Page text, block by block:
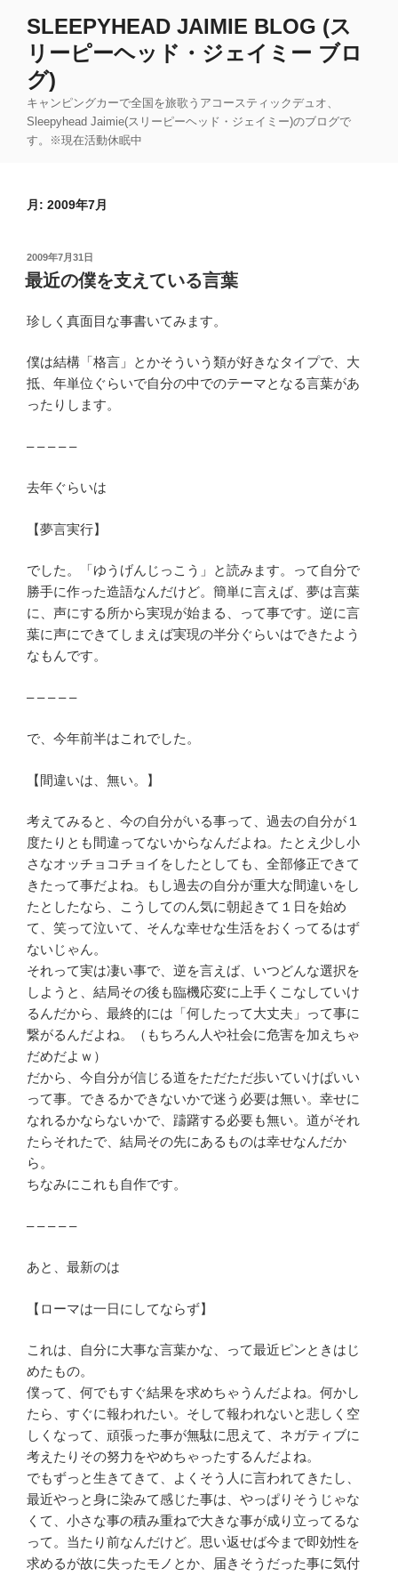
SLEEPYHEAD JAIMIE BLOG (ス
リーピーヘッド・ジェイミー ブロ
グ)
キャンピングカーで全国を旅歌うアコースティックデュオ、
Sleepyhead Jaimie(スリーピーヘッド・ジェイミー)のブログで
す。※現在活動休眠中
月: 2009年7月
投
稿
日:
2009年7月31日
最近の僕を支えている言葉
珍しく真面目な事書いてみます。
僕は結構「格言」とかそういう類が好きなタイプで、大
抵、年単位ぐらいで自分の中でのテーマとなる言葉があ
ったりします。
– – – – –
去年ぐらいは
【夢言実行】
でした。「ゆうげんじっこう」と読みます。って自分で
勝手に作った造語なんだけど。簡単に言えば、夢は言葉
に、声にする所から実現が始まる、って事です。逆に言
葉に声にできてしまえば実現の半分ぐらいはできたよう
なもんです。
– – – – –
で、今年前半はこれでした。
【間違いは、無い。】
考えてみると、今の自分がいる事って、過去の自分が１
度たりとも間違ってないからなんだよね。たとえ少し小
さなオッチョコチョイをしたとしても、全部修正できて
きたって事だよね。もし過去の自分が重大な間違いをし
たとしたなら、こうしてのん気に朝起きて１日を始め
て、笑って泣いて、そんな幸せな生活をおくってるはず
ないじゃん。
それって実は凄い事で、逆を言えば、いつどんな選択を
しようと、結局その後も臨機応変に上手くこなしていけ
るんだから、最終的には「何したって大丈夫」って事に
繋がるんだよね。（もちろん人や社会に危害を加えちゃ
だめだよｗ）
だから、今自分が信じる道をただただ歩いていけばいい
って事。できるかできないかで迷う必要は無い。幸せに
なれるかならないかで、躊躇する必要も無い。道がそれ
たらそれたで、結局その先にあるものは幸せなんだか
ら。
ちなみにこれも自作です。
– – – – –
あと、最新のは
【ローマは一日にしてならず】
これは、自分に大事な言葉かな、って最近ピンときはじ
めたもの。
僕って、何でもすぐ結果を求めちゃうんだよね。何かし
たら、すぐに報われたい。そして報われないと悲しく空
しくなって、頑張った事が無駄に思えて、ネガティブに
考えたりその努力をやめちゃったするんだよね。
でもずっと生きてきて、よくそう人に言われてきたし、
最近やっと身に染みて感じた事は、やっぱりそうじゃな
くて、小さな事の積み重ねで大きな事が成り立ってるな
って。当たり前なんだけど。思い返せば今まで即効性を
求めるが故に失ったモノとか、届きそうだった事に気付